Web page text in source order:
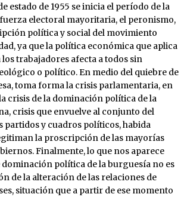
de 1955 se inicia el período de la
electoral mayoritaria, el peronismo,
política y social del movimiento
ya que la política económica que aplica
trabajadores afecta a todos sin
o político. En medio del quiebre de
toma forma la crisis parlamentaria, en
crisis de la dominación política de la
crisis que envuelve al conjunto del
partidos y cuadros políticos, habida
la proscripción de las mayorías
Finalmente, lo que nos aparece
política de la burguesía no es
de la alteración de las relaciones de
situación que a partir de ese momento